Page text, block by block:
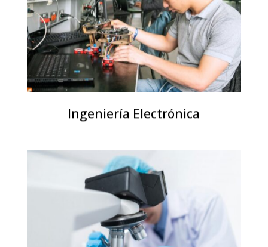
Ingeniería Electrónica